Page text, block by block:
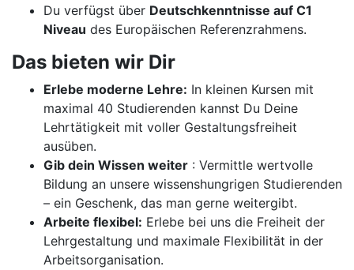
Du verfügst über Deutschkenntnisse auf C1
Niveau des Europäischen Referenzrahmens.
Das bieten wir Dir
Erlebe moderne Lehre: In kleinen Kursen mit
maximal 40 Studierenden kannst Du Deine
Lehrtätigkeit mit voller Gestaltungsfreiheit
ausüben.
Gib dein Wissen weiter : Vermittle wertvolle
Bildung an unsere wissenshungrigen Studierenden
– ein Geschenk, das man gerne weitergibt.
Arbeite flexibel: Erlebe bei uns die Freiheit der
Lehrgestaltung und maximale Flexibilität in der
Arbeitsorganisation.